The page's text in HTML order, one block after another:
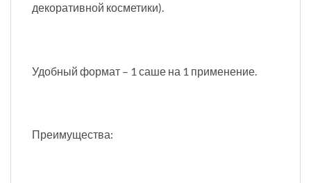
декоративной косметики).
Удобный формат – 1 саше на 1 применение.
Преимущества: